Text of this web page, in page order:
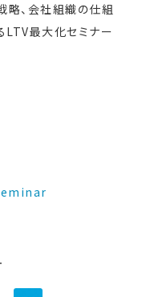
略、会社組織の仕組
LTV最大化セミナー